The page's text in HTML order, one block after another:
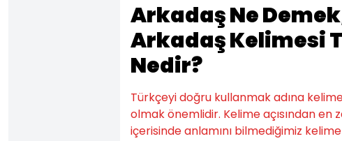
Arkadaş Ne
Arkadaş Kelimesi
Nedir?
Türkçeyi doğru kullanmak adına
olmak önemlidir. Kelime açısından
içerisinde anlamını bilmediğimiz